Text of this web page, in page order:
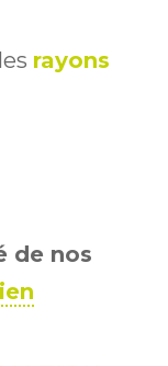
rayons
de nos